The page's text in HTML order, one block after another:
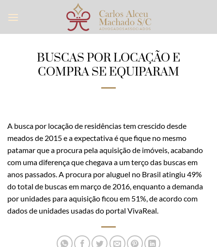
BUSCAS POR LOCAÇÃO E
COMPRA SE EQUIPARAM
A busca por locação de residências tem crescido desde
meados de 2015 e a expectativa é que fique no mesmo
patamar que a procura pela aquisição de imóveis, acabando
com uma diferença que chegava a um terço das buscas em
anos passados. A procura por aluguel no Brasil atingiu 49%
do total de buscas em março de 2016, enquanto a demanda
por unidades para aquisição ficou em 51%, de acordo com
dados de unidades usadas do portal VivaReal.